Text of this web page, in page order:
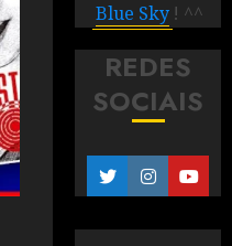
Blue Sky ! ^^
REDES
SOCIAIS